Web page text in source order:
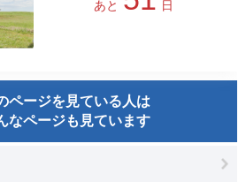
あと 日
ページを見ている人は
なページも見ています